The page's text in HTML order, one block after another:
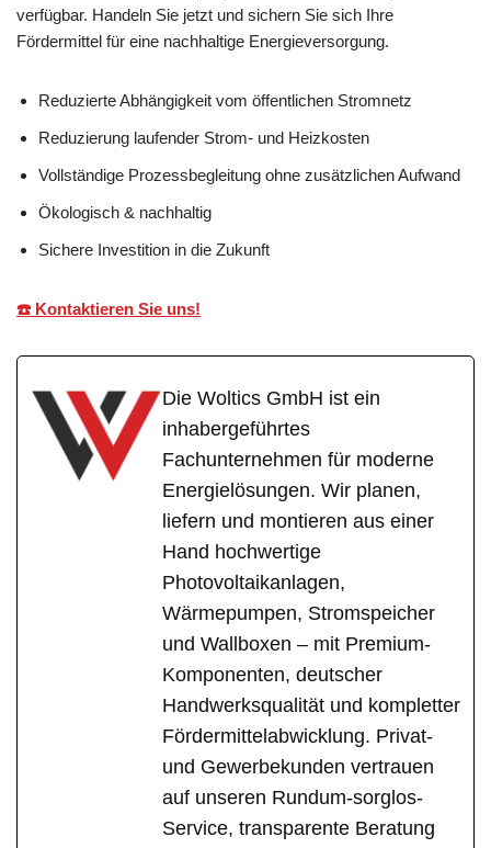
verfügbar. Handeln Sie jetzt und sichern Sie sich Ihre
Fördermittel für eine nachhaltige Energieversorgung.
Reduzierte Abhängigkeit vom öffentlichen Stromnetz
Reduzierung laufender Strom- und Heizkosten
Vollständige Prozessbegleitung ohne zusätzlichen Aufwand
Ökologisch & nachhaltig
Sichere Investition in die Zukunft
☎️ Kontaktieren Sie uns!
Die Woltics GmbH ist ein
inhabergeführtes
Fachunternehmen für moderne
Energielösungen. Wir planen,
liefern und montieren aus einer
Hand hochwertige
Photovoltaikanlagen,
Wärmepumpen, Stromspeicher
und Wallboxen – mit Premium-
Komponenten, deutscher
Handwerksqualität und kompletter
Fördermittelabwicklung. Privat-
und Gewerbekunden vertrauen
auf unseren Rundum-sorglos-
Service, transparente Beratung